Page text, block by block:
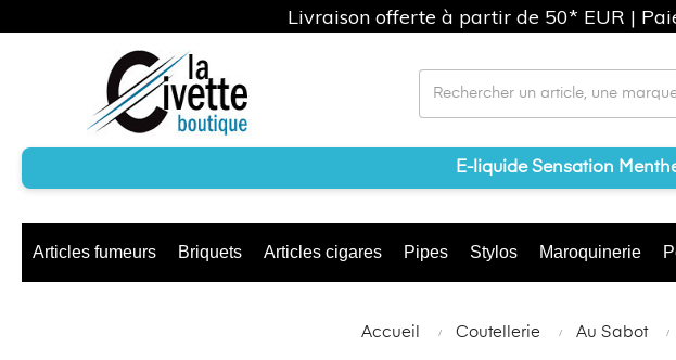
E-liquide Sensation
Articles fumeurs Briquets Articles cigares Pipes Stylos Maroquinerie
Accueil Coutellerie Au Sabot
Livraison offerte à partir de 50* EUR |